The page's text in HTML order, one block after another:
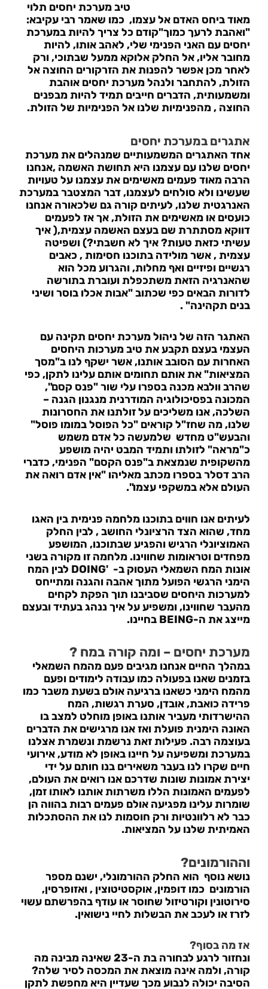
טיב מערכת יחסים תלוי
מאוד ביחס האדם אל עצמו, כמו שאמר רבי עקיבא:
"ואהבת לרעך כמוך"קודם כל צריך להיות במערכת
יחסים עם האני הפנימי שלי, לאהב אותו, להיות
מחובר אליו, אל החלק אלוקא ממעל שבתוכי, ורק
לאחר מכן אפשר להפנות את הזרקורים החוצה אל
הזולת, להתחבר ולנהל מערכת יחסים אוהבת
ומשמעותית, הדברים חייבים תמיד להיות מבפנים
החוצה , מהפנימיות שלנו אל הפנימיות של הזולת.
אתגרים במערכת יחסים
אחד האתגרים המשמעותיים שמנהלים את מערכת
יחסים שלנו עם עצמנו היא תחושת האשמה ,אנחנו
הרבה מאוד פעמים מאשימים את עצמנו על טעויות
שעשינו ולא סולחים לעצמנו, דבר המצטבר במערכת
האנרגטית שלנו, לעיתים קורה גם שלכאורה אנחנו
כועסים או מאשימים את הזולת, אך אז לפעמים
דווקא מסתתרת שם בעצם האשמה עצמית,( איך
עשיתי כזאת טעות? איך לא חשבתי?) ושפיטה
עצמית , אשר מולידה בתוכנו חסימות , כאבים
רגשיים ופיזיים ואף מחלות, והגרוע מכל הוא
שהאנרגיה הזאת משתכפלת ועוברת בתורשה
לדורות הבאים כפי שכתוב "אבות אכלו בוסר ושיני
בנים תקהינה" .
האתגר הזה של ניהול מערכת יחסים תקינה עם
העצמי בעצם תקבע את טיב מערכות היחסים
האחרות עם הסובב אותנו, אשר ישקף לנו ב"מסך
המציאות" את אותם תחומים אותם עלינו לתקן, כפי
שהרב וולבא מכנה בספרו עלי שור "פנס קסם",
המכונה בפסיכולוגיה המודרנית מנגנון הגנה –
השלכה, אנו משליכים על זולתנו את החסרונות
שלנו, מה שחז"ל קוראים "כל הפוסל במומו פוסל"
והבעש"ט מחדש שלמעשה כל אדם משמש
כ"מראה" לזולתו ותמיד המבט יהיה מושפע
מהשקופית שנמצאת ב"פנס הקסם" הפנימי, כדברי
הרב דסלר בספרו מכתב מאליהו "אין אדם רואה את
העולם אלא במשקפי עצמו".
לעיתים אנו חווים בתוכנו מלחמה פנימית בין האגו
מחד, שהוא הצד הרציונלי החושב , לבין החלק
האמוציונלי הרגיש והפגיע שבתוכנו, המושפע
מפחדים וטראומות שחווינו. מלחמה זו מקורה בשני
אונות המח השמאלי העסוק ב- 'DOING
לבין המח
הימני הרגשי הפועל מתוך אהבה והגנה ומתייחס
למערכות היחסים שסביבנו תוך הפקת לקחים
מהעבר שחווינו, ומשפיע על איך ננהג בעתיד ובעצם
מייצג את ה-BEING בחיינו.
מערכת יחסים – ומה קורה במח ?
במהלך החיים אנחנו מגיבים פעם מהמח השמאלי
בזמנים שאנו בפעולה כמו עבודה לימודים ופעם
מהמח הימני כשאנו ברגיעה אולם בשעת משבר כמו
פרידה כואבת, אובדן, סערת רגשות, המח
ההישרדותי מעביר אותנו באופן מוחלט למצב בו
האונה הימנית פועלת ואז אנו מרגישים את הדברים
בעוצמה רבה. פעילות זאת נרשמת ונשמרת אצלנו
במערכת ומשפיעה על חיינו באופן לא מודע, אירועי
חיים שקרו לנו בעבר משאירים בנו חותם על ידי
יצירת אמונות שונות שדרכם אנו רואים את העולם,
לפעמים האמונות הללו משרתות אותנו לאותו זמן,
שומרות עלינו מפגיעה אולם פעמים רבות בהווה הן
כבר לא רלוונטיות ורק חוסמות לנו את ההסתכלות
האמיתית שלנו על המציאות.
וההורמונים?
נושא נוסף הוא החלק ההורמונלי, ישנם מספר
הורמונים כמו דופמין, אוקסטיטוצין , ואזופרסין,
סירוטונין וקורטיזול שחוסר או עודף בהפרשתם עשוי
לזרז או לעכב את הבשלות לחיי נישואין.
אז מה בסוף?
ונחזור לרגע לבחורה בת ה-23 שאינה מבינה מה
קורה, ולמה אינה מוצאת את המכסה לסיר שלה?
הסיבה יכולה לנבוע מכך שעדיין היא מחפשת לתקן